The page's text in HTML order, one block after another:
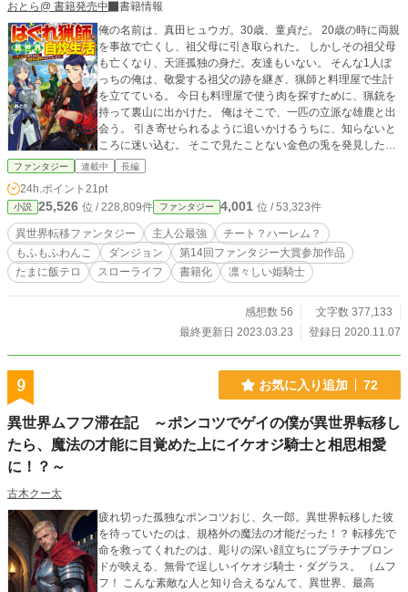
おとら@ 書籍発売中
書籍情報
俺の名前は、真田ヒュウガ。30歳、童貞だ。 20歳の時に両親
を事故で亡くし、祖父母に引き取られた。 しかしその祖父母
も亡くなり、天涯孤独の身だ。友達もいない。 そんな1人ぼ
っちの俺は、敬愛する祖父の跡を継ぎ、猟師と料理屋で生計
を立てている。 今日も料理屋で使う肉を探すために、猟銃を
持って裏山に出かけた。 俺はそこで、一匹の立派な雄鹿と出
会う。 引き寄せられるように追いかけるうちに、知らないと
ころに迷い込む。 そこで見たことない金色の兎を発見した俺
は、持っていた猟銃で咄嗟に撃ってしまう。 見事に当たり、
のもつかの間、いきなり見たことのない熊が現れた。 その熊
は体長3メートル以上、紅い皮膚に覆われ、爪の一本一本が5
0センチはある。 俺は、一体どこにきてしまったんだ？ これ
はある日、祖父の教えを大事にしている30歳の童貞が異世界
に迷い込み、苦悩を抱えつつも、知らぬ間に最強になり、料
理をしたり、時には冒険に出たり、人を救ってみたりしなが
方々のおかげでございます。
ファンタジー 連載中 長編
24h.ポイント 21pt
小説 25,526 位 / 228,809件 ファンタジー 4,001 位 / 53,323件
異世界転移ファンタジー 主人公最強
チート？ハーレム？
もふもふわんこ
ダンジョン
第14回ファンタジー大賞参加作品
たまに飯テロ
スローライフ 書籍化 凛々しい姫騎士
感想数 56
文字数 377,133
最終更新日 2023.03.23
登録日 2020.11.07
9 お気に入り追加 72
異世界ムフフ滞在記 ～ポンコツでゲイの僕が異世界転移し
たら、魔法の才能に目覚めた上にイケオジ騎士と相思相愛
に！？～
古木クー太
疲れ切った孤独なポンコツおじ、久一郎。異世界転移した彼
を待っていたのは、規格外の魔法の才能だった！？ 転移先で
命を救ってくれたのは、彫りの深い顔立ちにプラチナブロン
ドが映える、無骨で逞しいイケオジ騎士・ダグラス。 （ムフ
フ！ こんな素敵な人と知り合えるなんて、異世界、最高